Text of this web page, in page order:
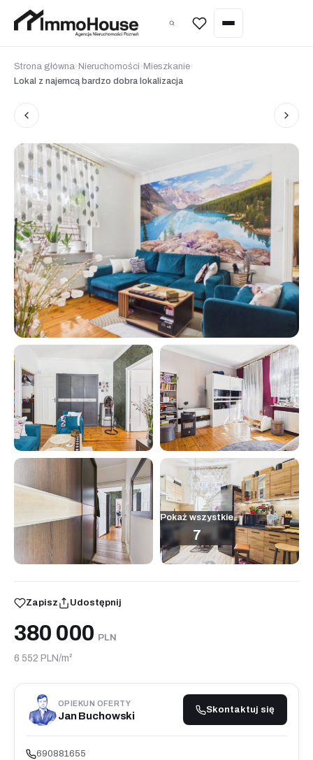
Wycena nieruchomości
Sprzedaż nieruchomości
Wynajem nieruchomości
Zarządzanie najmem
Wycena nieruchomości
Home staging
Inwestycje pod najem (Poznań)
Nieruchomości w Hiszpanii
Strona główna› Nieruchomości› Mieszkanie›
Lokal z najemcą bardzo dobra lokalizacja
Pokaż wszystkie
7
Zapisz Udostępnij
380 000 PLN
6 552 PLN/m²
OPIEKUN OFERTY
Jan Buchowski
Skontaktuj się
690881655